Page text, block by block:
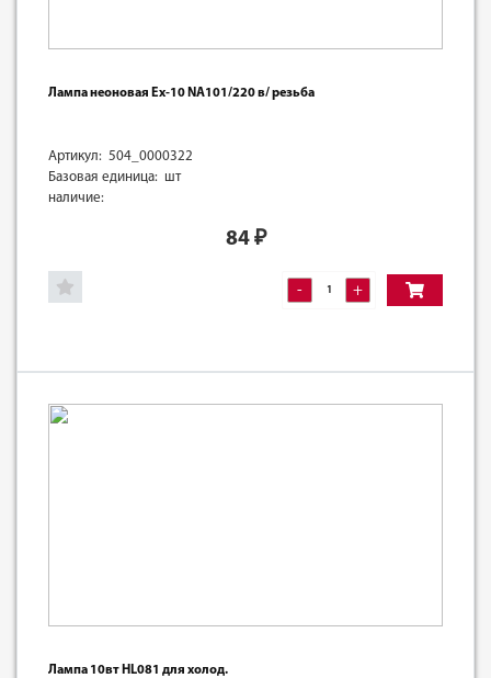
Лампа неоновая Ex-10 NA101/220 в/ резьба
Артикул: 504_0000322
Базовая единица: шт
наличие:
84₽
- +
Лампа 10вт HL081 для холод.